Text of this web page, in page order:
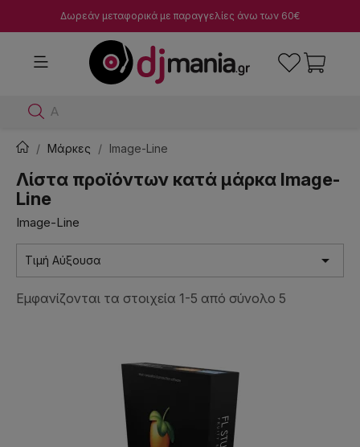
Δωρεάν μεταφορικά με παραγγελίες άνω των 60€
Αναζή
Μάρκες Image-Line
Λίστα προϊόντων κατά μάρκα Image-
Line
Image-Line
Τιμή Αύξουσα 
Εμφανίζονται τα στοιχεία 1-5 από σύνολο 5